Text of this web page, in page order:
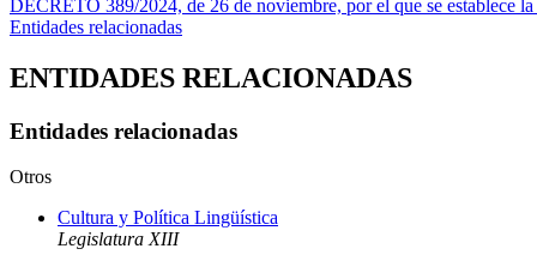
DECRETO 389/2024, de 26 de noviembre, por el que se establece
Entidades relacionadas
ENTIDADES RELACIONADAS
Entidades relacionadas
Otros
Cultura y Política Lingüística
Legislatura XIII